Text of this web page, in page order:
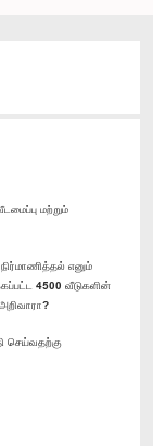
மற்றும்
எனும்
4500 வீடுகளின்
செய்வதற்கு